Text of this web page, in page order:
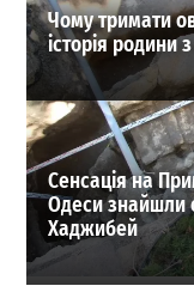
Чому тримати
історія
Сенсація на
Одеси знайшли
Хаджибей